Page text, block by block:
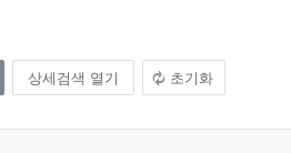
상세검색 열기 초기화